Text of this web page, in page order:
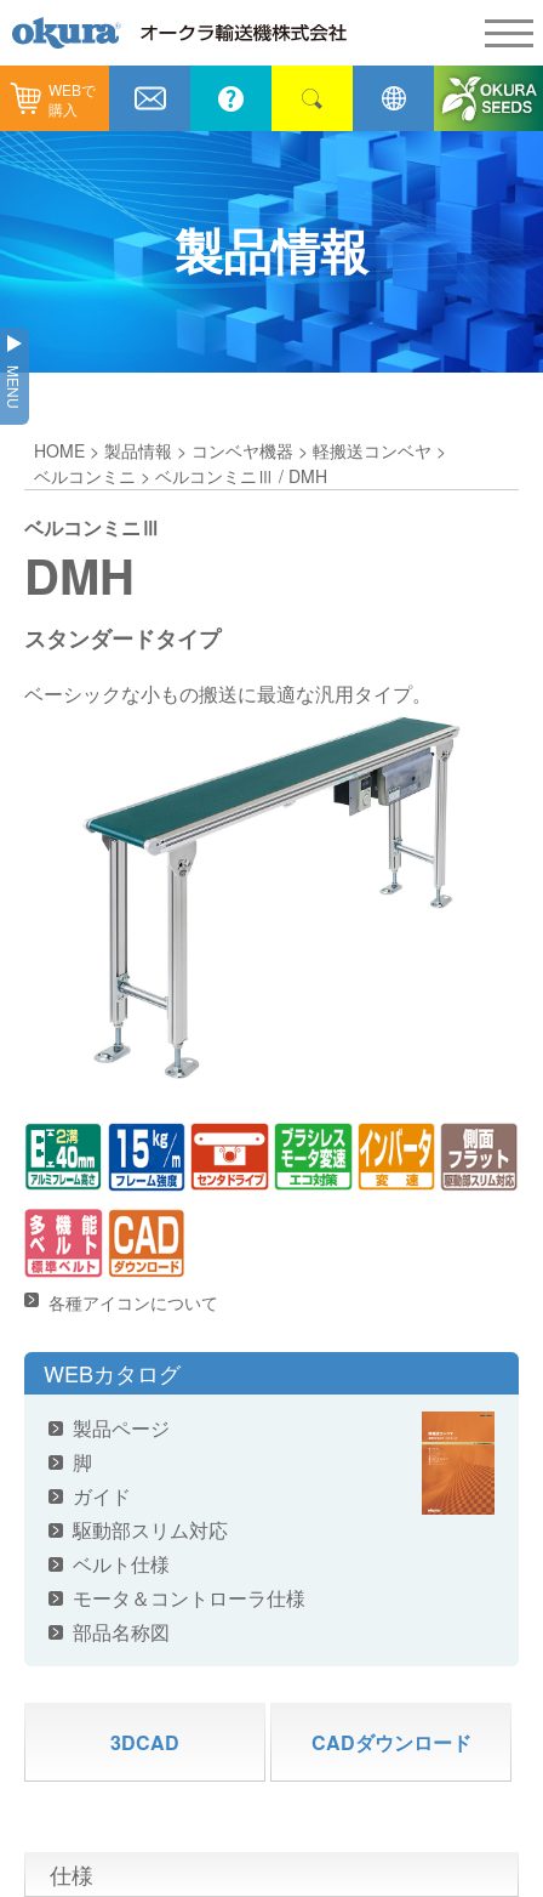
WEBで
購入
製品情報
製品情報
コンベヤ機器
コンベヤ機器を探す
ヒント集
GTPシステム
仕分けシステム
ピッキングシステム
保管システム
パレタイズ・デパレタイズシステム
バンニング・デバンニングシステム
納入事例
納入事例
全業種
飲料
通販
食品
メンテナンス
カタログ／CAD
代表あいさつ
企業理念
会社概要
事業所一覧
採用情報
ショールーム
オークラミュージアム
新着情報
オークラ育英財団
プライバシーポリシー
製品情報
MENU
HOME > 製品情報 > コンベヤ機器 > 軽搬送コンベヤ >
ベルコンミニ > ベルコンミニⅢ / DMH
ベルコンミニⅢ
DMH
スタンダードタイプ
ベーシックな小もの搬送に最適な汎用タイプ。
各種アイコンについて
WEBカタログ
製品ページ
脚
ガイド
駆動部スリム対応
ベルト仕様
モータ＆コントローラ仕様
部品名称図
3DCAD CADダウンロード
仕様